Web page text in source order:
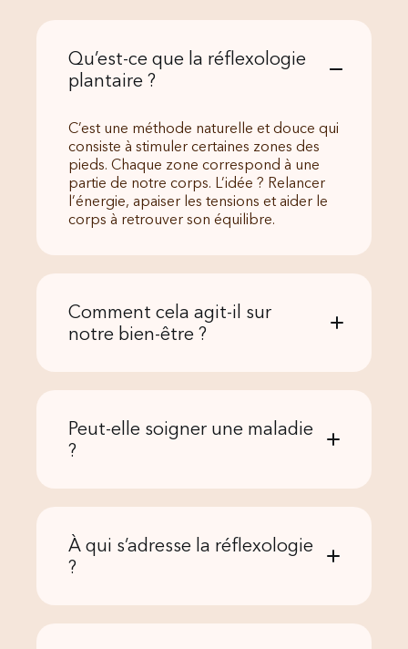
Qu’est-ce que la réflexologie
plantaire ?
C’est une méthode naturelle et douce qui
consiste à stimuler certaines zones des
pieds. Chaque zone correspond à une
partie de notre corps. L’idée ? Relancer
l’énergie, apaiser les tensions et aider le
corps à retrouver son équilibre.
Comment cela agit-il sur
notre bien-être ?
Peut-elle soigner une maladie
?
À qui s’adresse la réflexologie
?